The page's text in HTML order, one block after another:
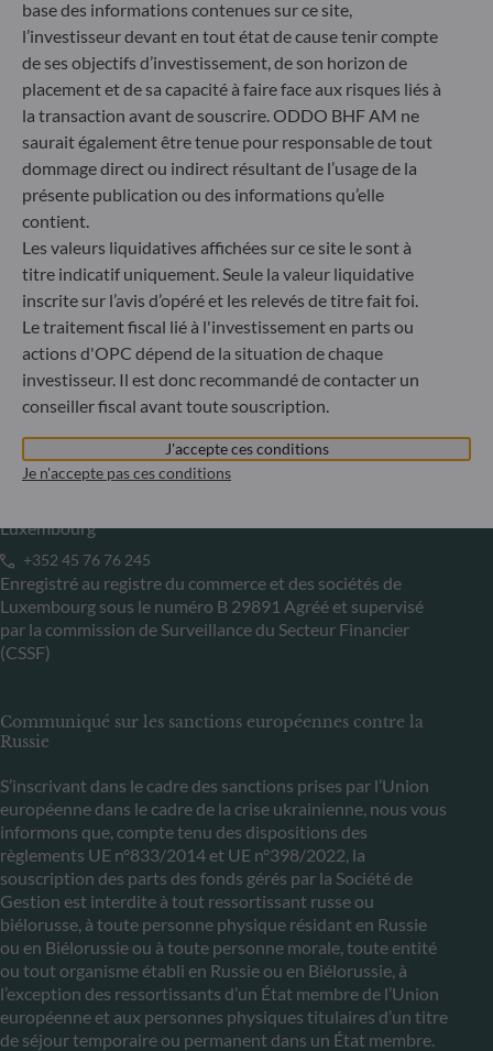
ODDO BHF Asset Management GmbH
Herzogstraße 15
40217 Düsseldorf
Allemagne
+49 (0) 211 239 24 01
Gallusanlage 8
60329 Frankfurt am Main
Allemagne
+49 (0) 69 920 50 0
Société de Gestion de Portefeuille agréée par la
Bundesanstalt für Finanzdienstleistungsaufsicht (« BaFin »)
Enregistrement commercial : HRB 11971 tribunal local de
ODDO BHF Asset Management LUX
6, rue Gabriel Lippmann
Luxembourg
+352 45 76 76 245
Enregistré au registre du commerce et des sociétés de
Luxembourg sous le numéro B 29891 Agréé et supervisé
par la commission de Surveillance du Secteur Financier
(CSSF)
Communiqué sur les sanctions européennes contre la
Russie
S’inscrivant dans le cadre des sanctions prises par l’Union
européenne dans le cadre de la crise ukrainienne, nous vous
informons que, compte tenu des dispositions des
règlements UE n°833/2014 et UE n°398/2022, la
souscription des parts des fonds gérés par la Société de
Gestion est interdite à tout ressortissant russe ou
biélorusse, à toute personne physique résidant en Russie
ou en Biélorussie ou à toute personne morale, toute entité
ou tout organisme établi en Russie ou en Biélorussie, à
l’exception des ressortissants d’un État membre de l’Union
européenne et aux personnes physiques titulaires d’un titre
de séjour temporaire ou permanent dans un État membre.
base des informations contenues sur ce site,
l’investisseur devant en tout état de cause tenir compte
de ses objectifs d’investissement, de son horizon de
placement et de sa capacité à faire face aux risques liés à
la transaction avant de souscrire. ODDO BHF AM ne
saurait également être tenue pour responsable de tout
dommage direct ou indirect résultant de l’usage de la
présente publication ou des informations qu’elle
contient.
Les valeurs liquidatives affichées sur ce site le sont à
titre indicatif uniquement. Seule la valeur liquidative
inscrite sur l’avis d’opéré et les relevés de titre fait foi.
Le traitement fiscal lié à l'investissement en parts ou
actions d'OPC dépend de la situation de chaque
investisseur. Il est donc recommandé de contacter un
conseiller fiscal avant toute souscription.
J'accepte ces conditions
Je n'accepte pas ces conditions